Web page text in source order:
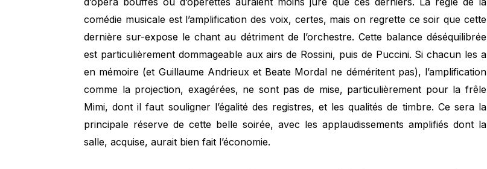
comédie musicale est l’amplification des voix, certes, mais on regrette ce soir que cette
dernière sur-expose le chant au détriment de l’orchestre. Cette balance déséquilibrée
est particulièrement dommageable aux airs de Rossini, puis de Puccini. Si chacun les a
en mémoire (et Guillaume Andrieux et Beate Mordal ne déméritent pas), l’amplification
comme la projection, exagérées, ne sont pas de mise, particulièrement pour la frêle
Mimi, dont il faut souligner l’égalité des registres, et les qualités de timbre. Ce sera la
principale réserve de cette belle soirée, avec les applaudissements amplifiés dont la
salle, acquise, aurait bien fait l’économie.